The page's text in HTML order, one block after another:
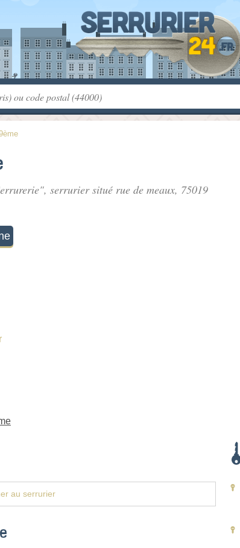
serrurier situé rue de meaux, 75019
au serrurier